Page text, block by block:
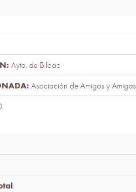
Ayto. de Bilbao
Asociación de Amigos y
: